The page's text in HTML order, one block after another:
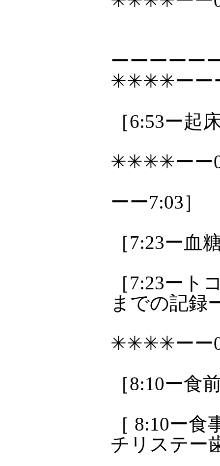
ーーーーー
✳✳✳✳ーー
［6:53ー起
✳✳✳✳ーー
ーー7:03］
［7:23ー血
［7:23ート
までの記録
✳✳✳✳ーー
［8:10ー食
［ 8:10ー
チリステー